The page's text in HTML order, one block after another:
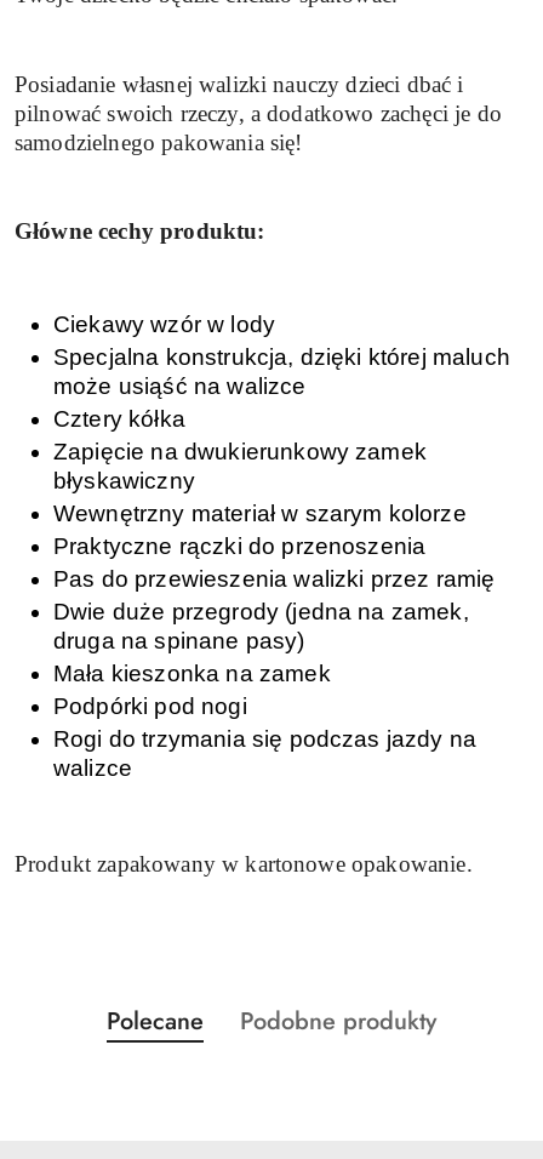
Posiadanie własnej walizki nauczy dzieci dbać i
pilnować swoich rzeczy, a dodatkowo zachęci je do
samodzielnego pakowania się!
Główne cechy produktu:
Ciekawy wzór w lody
Specjalna konstrukcja, dzięki której maluch
może usiąść na walizce
Cztery kółka
Zapięcie na dwukierunkowy zamek
błyskawiczny
Wewnętrzny materiał w szarym kolorze
Praktyczne rączki do przenoszenia
Pas do przewieszenia walizki przez ramię
Dwie duże przegrody (jedna na zamek,
druga na spinane pasy)
Mała kieszonka na zamek
Podpórki pod nogi
Rogi do trzymania się podczas jazdy na
walizce
Produkt zapakowany w kartonowe opakowanie.
Pomiń karuzelę produktów
Produkty
o
Polecane
Produkty
Podobne produkty